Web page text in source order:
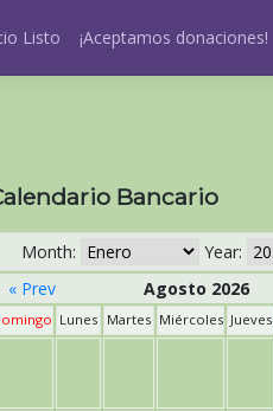
Listo ¡Aceptamos donaciones!
Bancario
Month:
Year:
« Prev
Agosto 2026
Lunes Martes Miércoles Jueves